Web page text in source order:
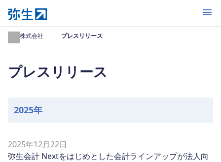
開く
弥生株式会社 プレスリリース
プレスリリース
2025年
2025年12月22日
弥生会計 Nextをはじめとした会計ラインアップが法人向